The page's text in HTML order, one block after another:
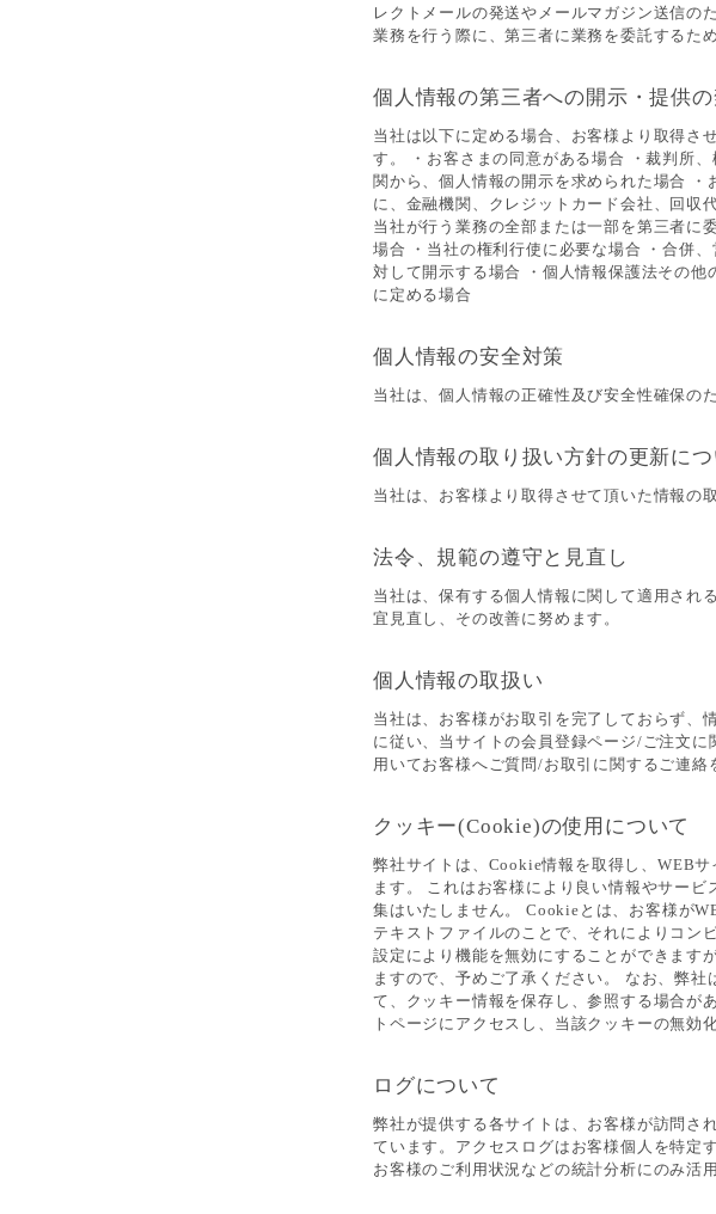
レクトメールの発送やメールマガジン送信の
業務を行う際に、第三者に業務を委託するた
個人情報の第三者への開示・提供
当社は以下に定める場合、お客様より取得さ
す。 ・お客さまの同意がある場合 ・裁判所
関から、個人情報の開示を求められた場合
に、金融機関、クレジットカード会社、回収
当社が行う業務の全部または一部を第三者に
場合 ・当社の権利行使に必要な場合 ・合併
対して開示する場合 ・個人情報保護法その
に定める場合
個人情報の安全対策
当社は、個人情報の正確性及び安全性確保の
個人情報の取り扱い方針の更新につ
当社は、お客様より取得させて頂いた情報の
法令、規範の遵守と見直し
当社は、保有する個人情報に関して適用され
宜見直し、その改善に努めます。
個人情報の取扱い
当社は、お客様がお取引を完了しておらず、
に従い、当サイトの会員登録ページ/ご注文
用いてお客様へご質問/お取引に関するご連絡
クッキー(Cookie)の使用について
弊社サイトは、Cookie情報を取得し、WEB
ます。 これはお客様により良い情報やサー
集はいたしません。 Cookieとは、お客様が
テキストファイルのことで、それによりコン
設定により機能を無効にすることができます
ますので、予めご了承ください。 なお、弊
て、クッキー情報を保存し、参照する場合が
トページにアクセスし、当該クッキーの無効
ログについて
弊社が提供する各サイトは、お客様が訪問さ
ています。アクセスログはお客様個人を特定
お客様のご利用状況などの統計分析にのみ活